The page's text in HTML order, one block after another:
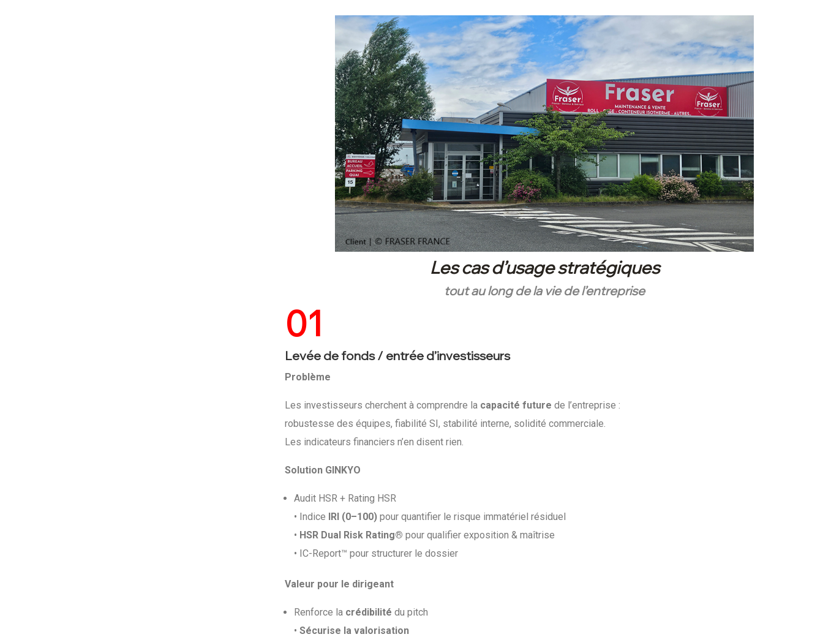
Les cas d’usage stratégiques
tout au long de la vie de l’entreprise
01
Levée de fonds / entrée d’investisseurs
Problème
Les investisseurs cherchent à comprendre la capacité future de l’entreprise :
robustesse des équipes, fiabilité SI, stabilité interne, solidité commerciale.
Les indicateurs financiers n’en disent rien.
Solution GINKYO
Audit HSR + Rating HSR
• Indice IRI (0–100)pour quantifier le risque immatériel résiduel
• HSR Dual Risk Rating® pour qualifier exposition & maîtrise
• IC-Report™ pour structurer le dossier
Valeur pour le dirigeant
Renforce la crédibilité du pitch
• Sécurise la valorisation